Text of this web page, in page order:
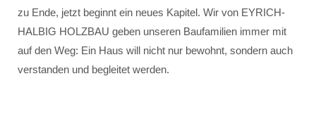
zu Ende, jetzt beginnt ein neues Kapitel. Wir von EYRICH-
HALBIG HOLZBAU geben unseren Baufamilien immer mit
auf den Weg: Ein Haus will nicht nur bewohnt, sondern auch
verstanden und begleitet werden.